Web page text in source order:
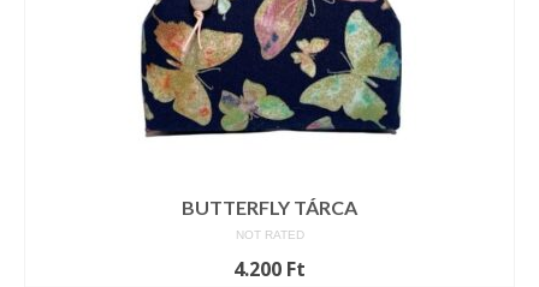
BUTTERFLY TÁRCA
NOT RATED
4.200 Ft